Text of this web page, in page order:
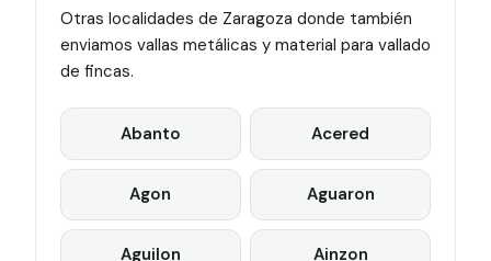
Otras localidades de Zaragoza donde también
enviamos vallas metálicas y material para vallado
de fincas.
Abanto Acered
Agon Aguaron
Aguilon Ainzon